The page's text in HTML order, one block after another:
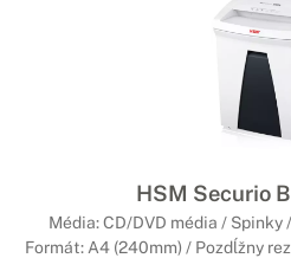
HSM Securio
Média: CD/DVD média /
Formát: A4 (240mm) / Pozdĺžny